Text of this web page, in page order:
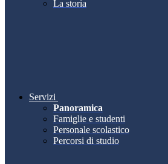
La storia
Servizi
Panoramica
Famiglie e studenti
Personale scolastico
Percorsi di studio